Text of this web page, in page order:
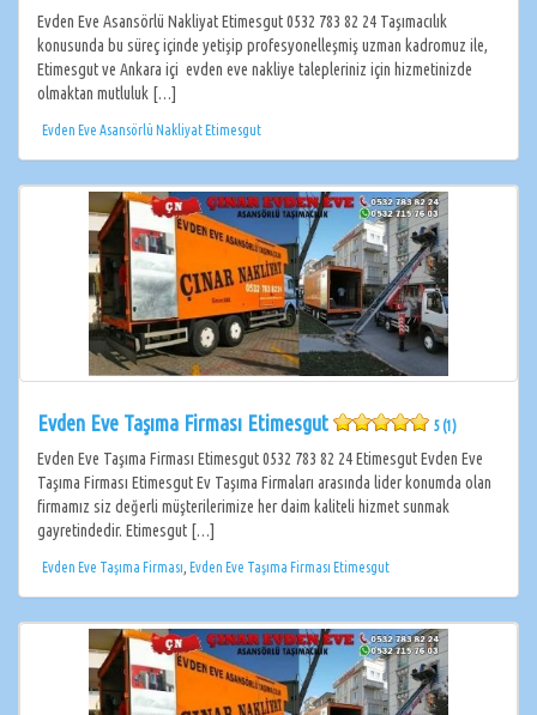
Evden Eve Asansörlü Nakliyat Etimesgut 0532 783 82 24 Taşımacılık
konusunda bu süreç içinde yetişip profesyonelleşmiş uzman kadromuz ile,
Etimesgut ve Ankara içi evden eve nakliye talepleriniz için hizmetinizde
olmaktan mutluluk […]
Evden Eve Asansörlü Nakliyat Etimesgut
Evden Eve Taşıma Firması Etimesgut 5 (1)
Evden Eve Taşıma Firması Etimesgut 0532 783 82 24 Etimesgut Evden Eve
Taşıma Firması Etimesgut Ev Taşıma Firmaları arasında lider konumda olan
firmamız siz değerli müşterilerimize her daim kaliteli hizmet sunmak
gayretindedir. Etimesgut […]
Evden Eve Taşıma Firması Evden Eve Taşıma Firması Etimesgut